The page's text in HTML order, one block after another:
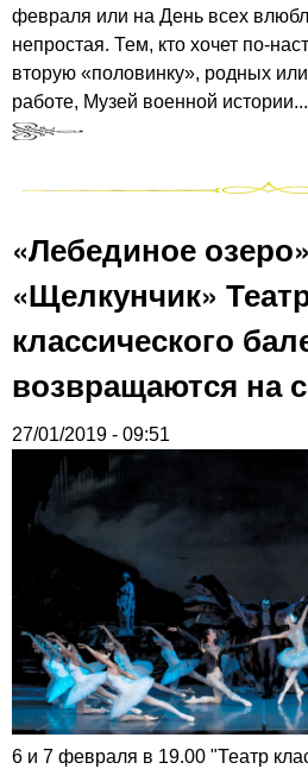
февраля или на День всех
непростая. Тем, кто хочет по-
вторую «половинку», родных
работе, Музей военной истории...
«Лебединое
«Щелкунчик»
классического
возвращаются на
27/01/2019 - 09:51
6 и 7 февраля в 19.00 "Театр